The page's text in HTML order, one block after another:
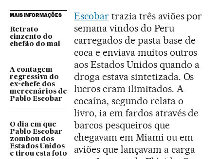
MAIS INFORMAÇÕES
Retrato
cinzento do
chefão do mal
A contagem
regressiva do
ex-chefe dos
mercenários de
Pablo Escobar
O dia em que
Pablo Escobar
zombou dos
Estados Unidos
e tirou esta foto
Escobartrazia três aviões por
semana vindos do Peru
carregados de pasta base de
coca e enviava muitos outros
aos Estados Unidos quando a
droga estava sintetizada. Os
lucros eram ilimitados. A
cocaína, segundo relata o
livro, ia em fardos através de
barcos pesqueiros que
chegavam em Miami ou em
aviões que lançavam a carga